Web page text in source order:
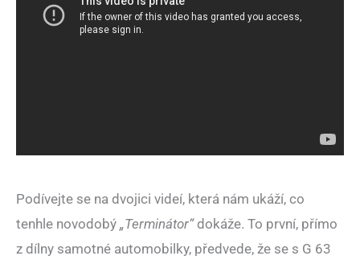
Podívejte se na dvojici videí, která nám ukáží, co
tenhle novodobý „Terminátor“dokáže. To první, přímo
z dílny samotné automobilky, předvede, že se s G 63